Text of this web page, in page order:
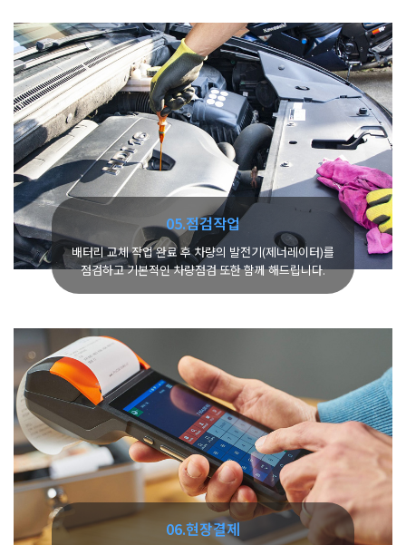
05.점검작업
배터리 교체 작업 완료 후 차량의 발전기(제너레이터)를
점검하고 기본적인 차량점검 또한 함께 해드립니다.
06.현장결제